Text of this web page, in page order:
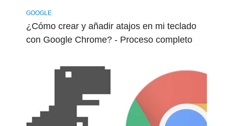
GOOGLE
¿Cómo crear y añadir atajos en mi teclado
con Google Chrome? - Proceso completo